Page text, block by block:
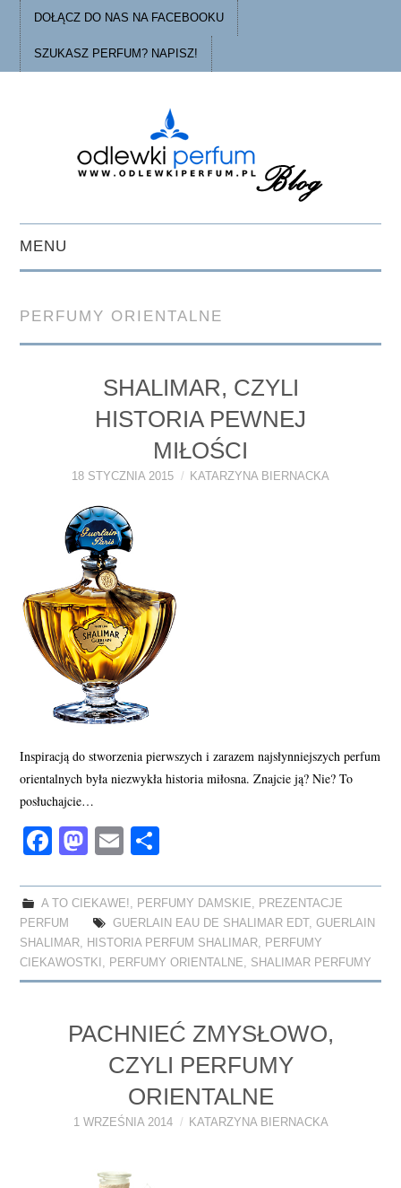
DOŁĄCZ DO NAS NA FACEBOOKU
SZUKASZ PERFUM? NAPISZ!
MENU
O ODLEWKACH
PERFUMY FAQ
A TO CIEKAWE!
SKLEP
PERFUMY ORIENTALNE
SHALIMAR, CZYLI
HISTORIA PEWNEJ
MIŁOŚCI
18 STYCZNIA 2015 KATARZYNA BIERNACKA
Inspiracją do stworzenia pierwszych i zarazem najsłynniejszych perfum
orientalnych była niezwykła historia miłosna. Znajcie ją? Nie? To
posłuchajcie…
Fa
bo
ok
M
to
do
n
E
ailre
A TO CIEKAWE! PERFUMY DAMSKIE
PREZENTACJE
PERFUM
GUERLAIN EAU DE SHALIMAR EDT, GUERLAIN
SHALIMAR
HISTORIA PERFUM SHALIMAR
PERFUMY
CIEKAWOSTKI
PERFUMY ORIENTALNE SHALIMAR PERFUMY
PACHNIEĆ ZMYSŁOWO,
CZYLI PERFUMY
ORIENTALNE
1 WRZEŚNIA 2014 KATARZYNA BIERNACKA